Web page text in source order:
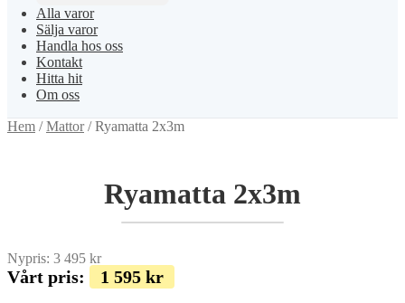
Alla varor
Sälja varor
Handla hos oss
Kontakt
Hitta hit
Om oss
Hem /Mattor/Ryamatta 2x3m
Ryamatta 2x3m
Nypris: 3 495 kr
Vårt pris: 1 595 kr